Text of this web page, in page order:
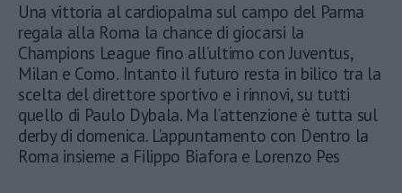
Una vittoria al cardiopalma sul campo del Parma
regala alla Roma la chance di giocarsi la
Champions League fino all’ultimo con Juventus,
Milan e Como. Intanto il futuro resta in bilico tra la
scelta del direttore sportivo e i rinnovi, su tutti
quello di Paulo Dybala. Ma l’attenzione è tutta sul
derby di domenica. L’appuntamento con Dentro la
Roma insieme a Filippo Biafora e Lorenzo Pes